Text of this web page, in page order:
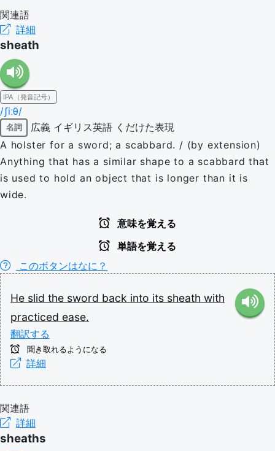
関連語
詳細
sheath
IPA（発音記号）
/ʃiːθ/
名詞 広義 イギリス英語 くだけた表現
A holster for a sword; a scabbard. / (by extension)
Anything that has a similar shape to a scabbard that
is used to hold an object that is longer than it is
wide.
意味を覚える
単語を覚える
このボタンはなに？
He slid the sword back into its sheath with
practiced ease.
翻訳する
聞き取れるようになる
詳細
関連語
詳細
sheaths